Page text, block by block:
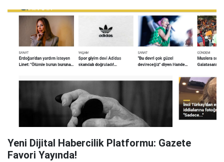
Yeni Dijital Habercilik Platformu: Gazete
Favori Yayında!